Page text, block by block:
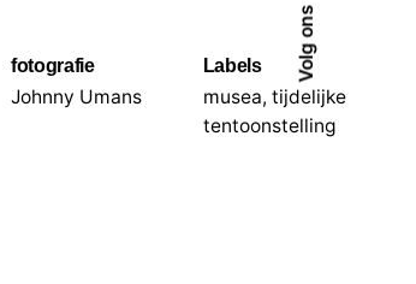
Volg ons
fotografie
Johnny Umans
Labels
musea, tijdelijke
tentoonstelling